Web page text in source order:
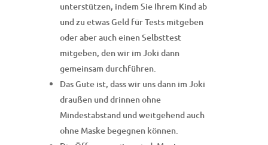
unterstützen, indem Sie Ihrem Kind ab
und zu etwas Geld für Tests mitgeben
oder aber auch einen Selbsttest
mitgeben, den wir im Joki dann
gemeinsam durchführen.
Das Gute ist, dass wir uns dann im Joki
draußen und drinnen ohne
Mindestabstand und weitgehend auch
ohne Maske begegnen können.